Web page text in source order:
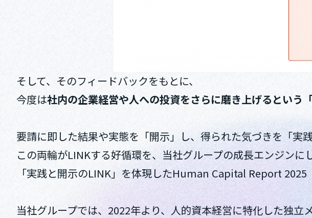
そして、そのフィードバックをもとに、
今度は社内の企業経営や人への投資をさらに磨き上げるという
要請に即した結果や実態を「開示」し、得られた気づきを「実
この両輪がLINKする好循環を、当社グループの成長エンジンに
「実践と開示のLINK」を体現したHuman Capital Report 2025
当社グループでは、2022年より、人的資本経営に特化した独立